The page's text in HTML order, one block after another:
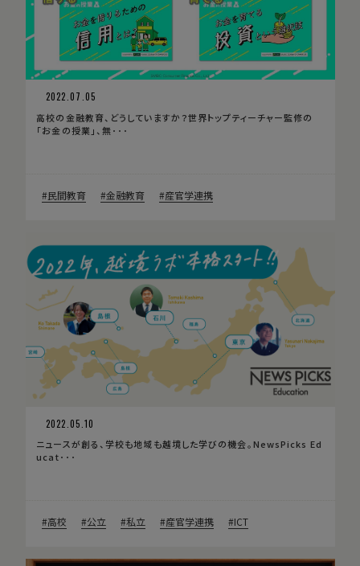
2022.07.05
高校の金融教育、どうしていますか？世界トップティーチャー監修の
「お金の授業」、無･･･
民間教育 金融教育 産官学連携
2022.05.10
ニュースが創る、学校も地域も越境した学びの機会。NewsPicks Ed
ucat･･･
高校 公立 私立 産官学連携 ICT